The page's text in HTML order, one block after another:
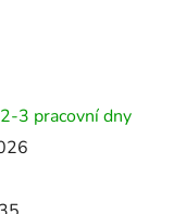
3 pracovní dny